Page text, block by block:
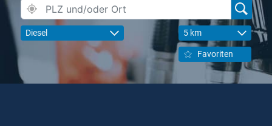
Diesel 5 km
Favoriten